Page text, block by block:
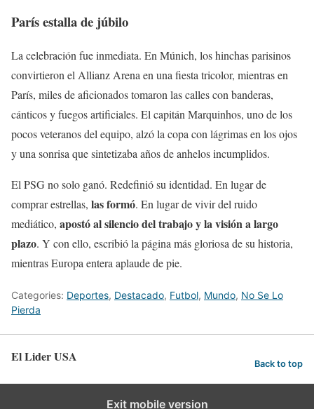
París estalla de júbilo
La celebración fue inmediata. En Múnich, los hinchas parisinos
convirtieron el Allianz Arena en una fiesta tricolor, mientras en
París, miles de aficionados tomaron las calles con banderas,
cánticos y fuegos artificiales. El capitán Marquinhos, uno de los
pocos veteranos del equipo, alzó la copa con lágrimas en los ojos
y una sonrisa que sintetizaba años de anhelos incumplidos.
El PSG no solo ganó. Redefinió su identidad. En lugar de
comprar estrellas, las formó. En lugar de vivir del ruido
mediático, apostó al silencio del trabajo y la visión a largo
plazo. Y con ello, escribió la página más gloriosa de su historia,
mientras Europa entera aplaude de pie.
Categories: Deportes, Destacado, Futbol, Mundo, No Se Lo
Pierda
El Lider USA Back to top
Exit mobile version